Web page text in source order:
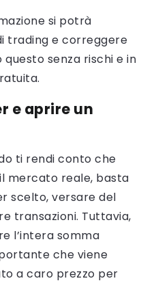
si potrà
trading e correggere
senza rischi e in
e aprire un
ti rendi conto che
mercato reale, basta
scelto, versare del
transazioni. Tuttavia,
l’intera somma
che viene
a caro prezzo per